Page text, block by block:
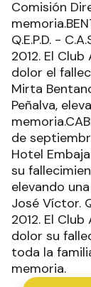
Comisión
Q.E.P.D. -
2012. El
dolor el
Mirta
Peñalva,
de
Hotel
su
elevando
José Víctor.
2012. El
dolor su
toda la
memoria.